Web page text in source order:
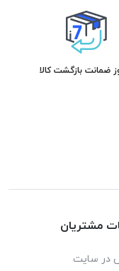
مشتریان
در سایت